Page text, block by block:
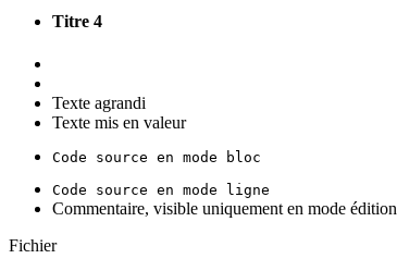
Titre 4
Texte agrandi
Texte mis en valeur
Code source en mode bloc
Code source en mode ligne
Commentaire, visible uniquement en mode édition
Fichier